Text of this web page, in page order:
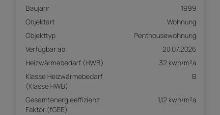
Baujahr
1999
Objektart
Wohnung
Objekttyp
Penthousewohnung
Verfügbar ab
20.07.2026
Heizwärmebedarf (HWB)
32 kwh/m²a
Klasse Heizwärmebedarf
(Klasse HWB)
B
Gesamtenergieeffizienz
Faktor (fGEE)
1,12 kwh/m²a